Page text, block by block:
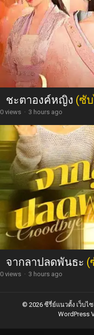
ชะตาองค์หญิง (ซั
0 views · 3 hours ago
จากลาปลดพันธะ (
0 views · 3 hours ago
© 2026 ซีรี่ย์แนวตั้ง เว็บ
WordPress